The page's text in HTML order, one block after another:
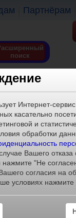
Партнёрам
ОДЕЖДА
поиск
для девочки
2
Интернет-
касательно
и
обработки
Вашего
нажмите "Не
согласия на
условиях